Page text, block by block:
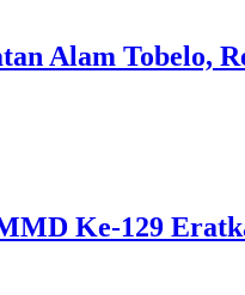
Alam Tobelo,
Ke-129